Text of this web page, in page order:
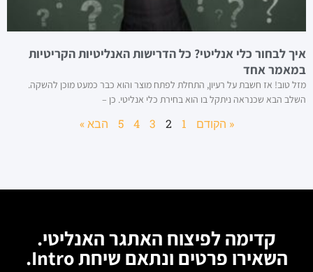
איך לבחור כלי אנליטי? כל הדרישות האנליטיות הקריטיות
במאמר אחד
מזל טוב! אז חשבת על רעיון, התחלת לפתח מוצר והוא כבר כמעט מוכן להשקה.
השלב הבא שכנראה ניתקל בו הוא בחירת כלי אנליטי. כן –
« הקודם 1
2
3
4
5 הבא »
קדימה לפיצוח האתגר האנליטי.
השאירו פרטים ונתאם שיחת Intro.